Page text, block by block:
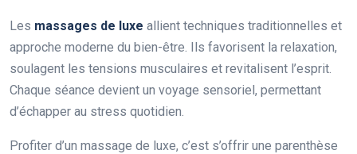
Les massages de luxe allient techniques traditionnelles et
approche moderne du bien-être. Ils favorisent la relaxation,
soulagent les tensions musculaires et revitalisent l’esprit.
Chaque séance devient un voyage sensoriel, permettant
d’échapper au stress quotidien.
Profiter d’un massage de luxe, c’est s’offrir une parenthèse